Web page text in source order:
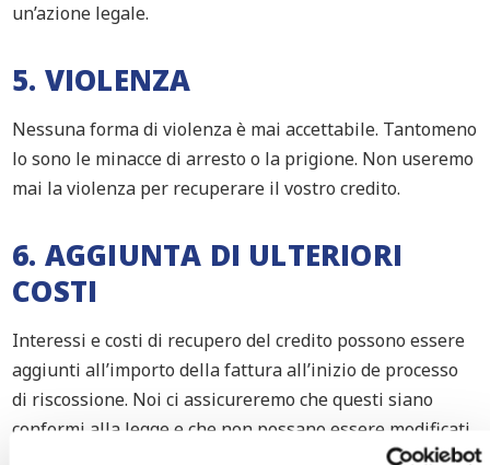
un’azione legale.
5. VIOLENZA
Nessuna forma di violenza è mai accettabile. Tantomeno
lo sono le minacce di arresto o la prigione. Non useremo
mai la violenza per recuperare il vostro credito.
6. AGGIUNTA DI ULTERIORI
COSTI
Interessi e costi di recupero del credito possono essere
aggiunti all’importo della fattura all’inizio de processo
di riscossione. Noi ci assicureremo che questi siano
conformi alla legge e che non possano essere modificati
nel tempo. Costi e interessi dei debitori vengono